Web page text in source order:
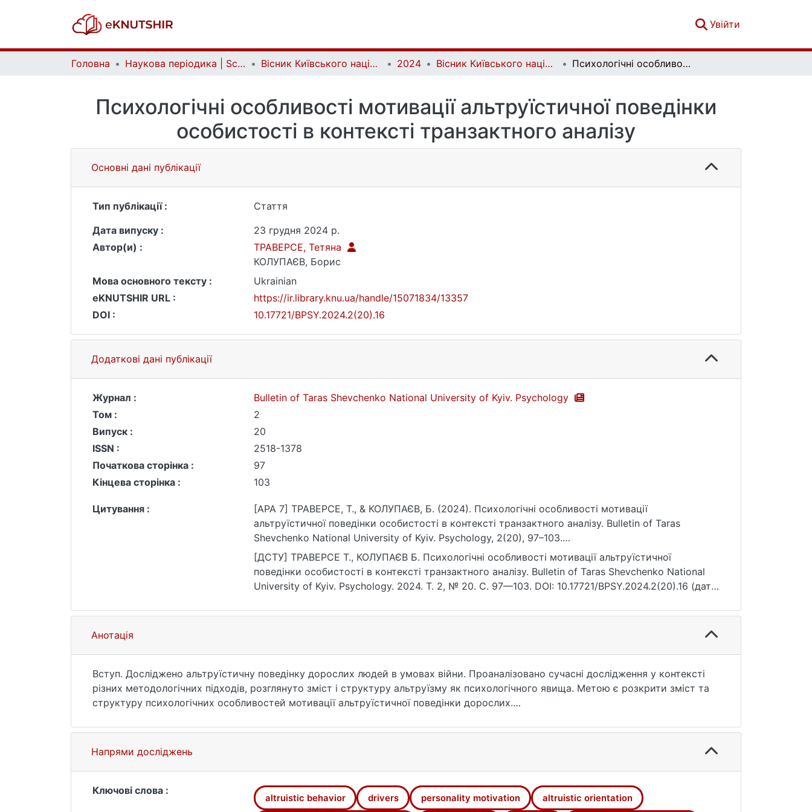
Увійти
Головна Наукова періодика | Scientific periodicals Вісник Київського національного університету імені Тараса Шевченка. Психологія | Bulletin of Taras Shevchenko National University of Kyiv. Psychology 2024 Вісник Київського національного університету імені Тараса Шевченка. Психологія. Вип. 2 (20) Психологічні особливості мотивації альтруїстичної поведінки особистості в контексті транзактного аналізу
Психологічні особливості мотивації альтруїстичної поведінки
особистості в контексті транзактного аналізу
Основні дані публікації
Тип публікації :
Стаття
Дата випуску :
23 грудня 2024 р.
Автор(и) :
ТРАВЕРСЕ, Тетяна
КОЛУПАЄВ, Борис
Мова основного тексту :
Ukrainian
eKNUTSHIR URL :
https://ir.library.knu.ua/handle/15071834/13357
DOI :
10.17721/BPSY.2024.2(20).16
Додаткові дані публікації
Журнал :
Bulletin of Taras Shevchenko National University of Kyiv. Psychology
Том :
2
Випуск :
20
ISSN :
2518-1378
Початкова сторінка :
97
Кінцева сторінка :
103
Цитування :
[APA 7] ТРАВЕРСЕ, Т., & КОЛУПАЄВ, Б. (2024). Психологічні особливості мотивації
альтруїстичної поведінки особистості в контексті транзактного аналізу. Bulletin of Taras
Shevchenko National University of Kyiv. Psychology, 2(20), 97–103.
https://doi.org/10.17721/BPSY.2024.2(20).16
[ДСТУ] ТРАВЕРСЕ Т., КОЛУПАЄВ Б. Психологічні особливості мотивації альтруїстичної
поведінки особистості в контексті транзактного аналізу. Bulletin of Taras Shevchenko National
University of Kyiv. Psychology. 2024. Т. 2, № 20. С. 97—103. DOI: 10.17721/BPSY.2024.2(20).16 (дата
Анотація
Вступ. Досліджено альтруїстичну поведінку дорослих людей в умовах війни. Проаналізовано сучасні дослідження у контексті
різних методологічних підходів, розглянуто зміст і структуру альтруїзму як психологічного явища. Метою є розкрити зміст та
структуру психологічних особливостей мотивації альтруїстичної поведінки дорослих.
транзактного аналізу, а також теоретичні, емпіричні методи, психодіагностичні методики, методи математично-статистичного
опрацювання даних.
Результати. З'ясовано, що поведінкові патерни, які пов'язані з внутрішніми драйверами, визначають схильність особистості до
альтруїзму. Зміст і структура драйверів у мотивації альтруїстичної поведінки особистості зумовлюють їх прояви та зв'язки з
генеративним альтруїзмом. Виявлено, що особам раннього дорослого віку властиві позитивні зв'язки між поведінковим
альтруїзмом, домінантним драйвером "Будь сильним" і генеративним альтруїзмом. Розкрито, що особам середнього дорослого
Напрями досліджень
Ключові слова :
altruistic behavior drivers personality motivation altruistic orientation